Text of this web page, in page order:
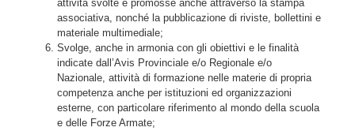
attività svolte e promosse anche attraverso la stampa
associativa, nonché la pubblicazione di riviste, bollettini e
materiale multimediale;
Svolge, anche in armonia con gli obiettivi e le finalità
indicate dall’Avis Provinciale e/o Regionale e/o
Nazionale, attività di formazione nelle materie di propria
competenza anche per istituzioni ed organizzazioni
esterne, con particolare riferimento al mondo della scuola
e delle Forze Armate;